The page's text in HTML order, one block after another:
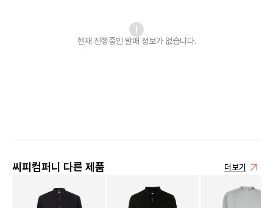
현재 진행중인 발매 정보가 없습니다.
씨피컴퍼니 다른 제품 더보기